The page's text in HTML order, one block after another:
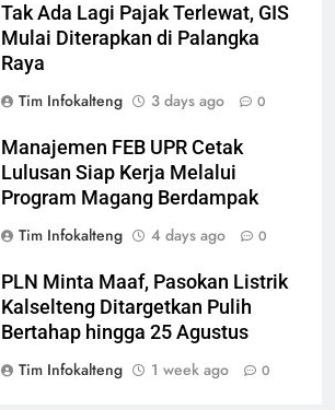
Tak Ada Lagi Pajak Terlewat, GIS
Mulai Diterapkan di Palangka
Raya
Tim Infokalteng
3 days ago 0
Manajemen FEB UPR Cetak
Lulusan Siap Kerja Melalui
Program Magang Berdampak
Tim Infokalteng
4 days ago 0
PLN Minta Maaf, Pasokan Listrik
Kalselteng Ditargetkan Pulih
Bertahap hingga 25 Agustus
Tim Infokalteng
1 week ago 0